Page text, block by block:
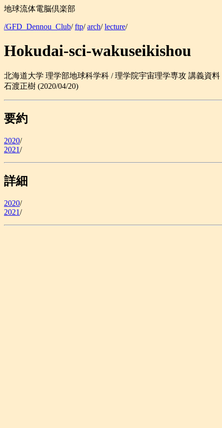
地球流体電脳倶楽部
/GFD_Dennou_Club/ftp/arch/lecture/
Hokudai-sci-wakuseikishou
北海道大学 理学部地球科学科 / 理学院宇宙理学専攻 講義資
石渡正樹 (2020/04/20)
要約
2020/
2021/
詳細
2020/
2021/